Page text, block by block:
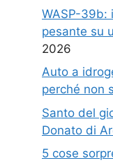
WASP-39b:
pesante su
2026
Auto a
perché non
Santo del
Donato di
5 cose